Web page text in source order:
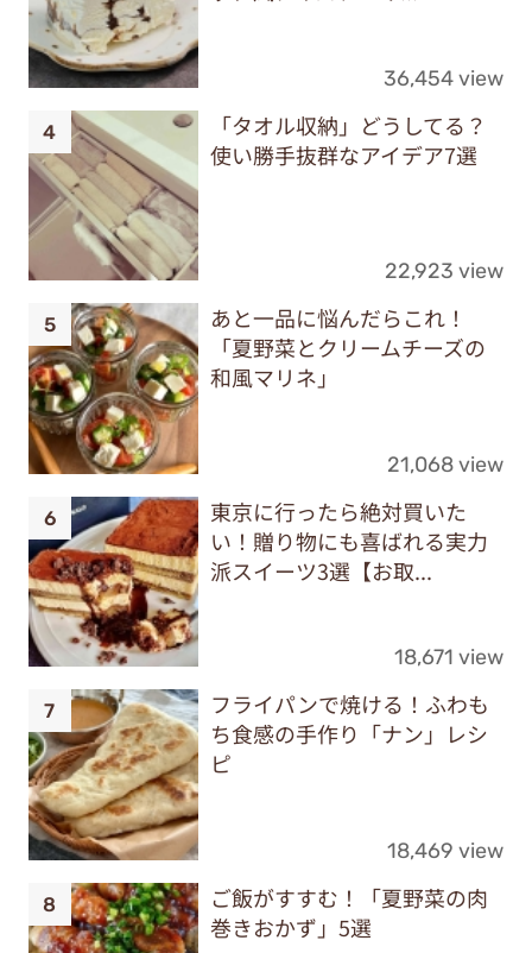
36,454 view
「タオル収納」どうしてる？
使い勝手抜群なアイデア7選
22,923 view
あと一品に悩んだらこれ！
「夏野菜とクリームチーズの
和風マリネ」
21,068 view
東京に行ったら絶対買いた
い！贈り物にも喜ばれる実力
派スイーツ3選【お取...
18,671 view
フライパンで焼ける！ふわも
ち食感の手作り「ナン」レシ
ピ
18,469 view
ご飯がすすむ！「夏野菜の肉
巻きおかず」5選